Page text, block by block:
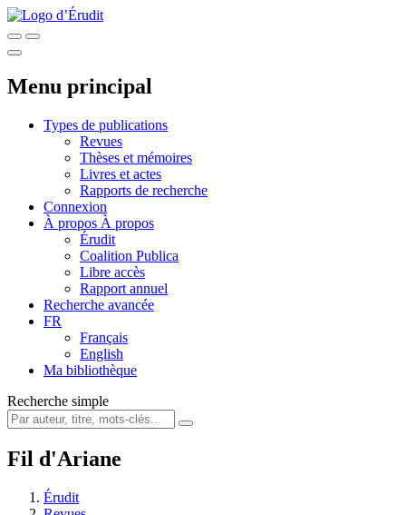
Menu principal
Types de publications
Revues
Thèses et mémoires
Livres et actes
Rapports de recherche
Connexion
À propos À propos
Érudit
Coalition Publica
Libre accès
Rapport annuel
Recherche avancée
FR
Français
English
Ma bibliothèque
Recherche simple
Fil d'Ariane
Érudit